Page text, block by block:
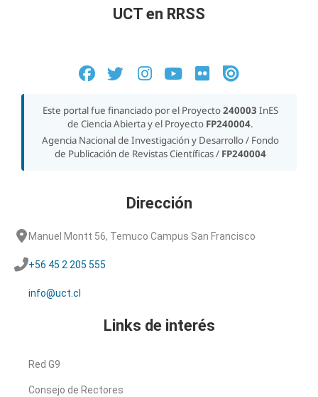
UCT en RRSS
Este portal fue financiado por el Proyecto240003 InES
de Ciencia Abierta y el Proyecto FP240004.
Agencia Nacional de Investigación y Desarrollo / Fondo
de Publicación de Revistas Científicas / FP240004
Dirección
Manuel Montt 56, Temuco Campus San Francisco
+56 45 2 205 555
info@uct.cl
Links de interés
Red G9
Consejo de Rectores